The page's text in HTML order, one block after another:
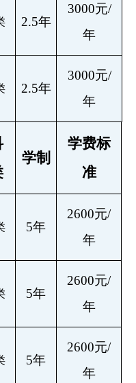
2.5年
3000元/
年
2.5年
3000元/
年
学制
学费标
准
5年
2600元/
年
5年
2600元/
年
5年
2600元/
年